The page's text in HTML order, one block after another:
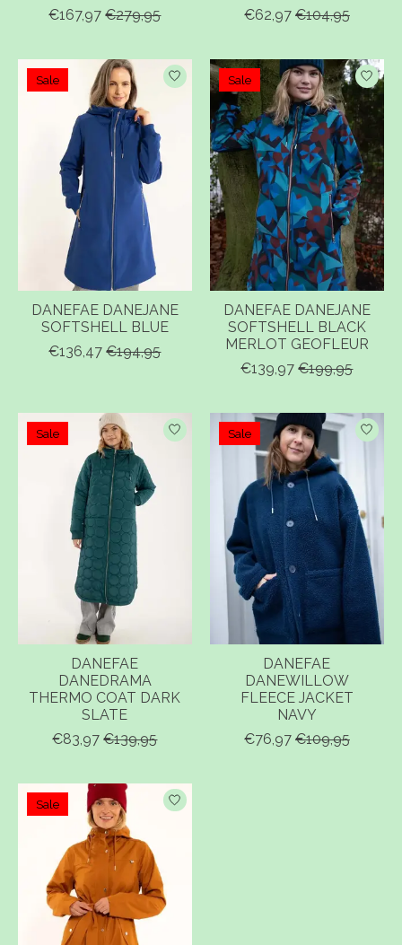
€167,97 €279,95
€62,97 €104,95
Sale
DANEFAE DANEJANE
SOFTSHELL BLUE
€136,47 €194,95
Sale
DANEFAE DANEJANE
SOFTSHELL BLACK
MERLOT GEOFLEUR
€139,97 €199,95
Sale
DANEFAE
DANEDRAMA
THERMO COAT DARK
SLATE
€83,97 €139,95
Sale
DANEFAE
DANEWILLOW
FLEECE JACKET
NAVY
€76,97 €109,95
Sale